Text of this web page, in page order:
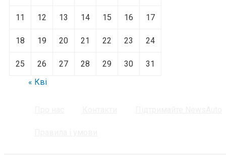
11 12 13 14 15 16 17
18 19 20 21 22 23 24
25 26 27 28 29 30
31
« Кві